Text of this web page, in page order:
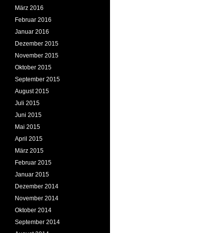
März 2016
Februar 2016
Januar 2016
Dezember 2015
November 2015
Oktober 2015
September 2015
August 2015
Juli 2015
Juni 2015
Mai 2015
April 2015
März 2015
Februar 2015
Januar 2015
Dezember 2014
November 2014
Oktober 2014
September 2014